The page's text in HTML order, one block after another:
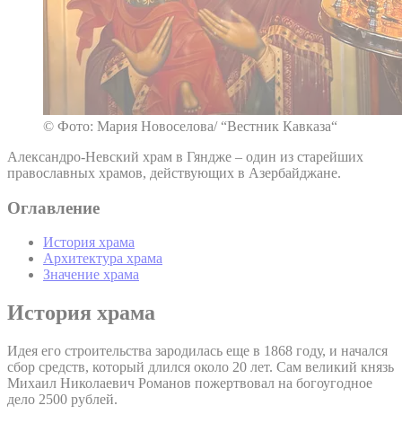
© Фото: Мария Новоселова/ “Вестник Кавказа“
Александро-Невский храм в Гяндже – один из старейших
православных храмов, действующих в Азербайджане.
Оглавление
История храма
Архитектура храма
Значение храма
История храма
Идея его строительства зародилась еще в 1868 году, и начался
сбор средств, который длился около 20 лет. Сам великий князь
Михаил Николаевич Романов пожертвовал на богоугодное
дело 2500 рублей.